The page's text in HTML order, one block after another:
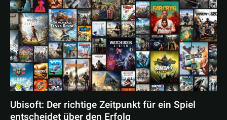
Ubisoft: Der richtige Zeitpunkt für ein Spiel
entscheidet über den Erfolg